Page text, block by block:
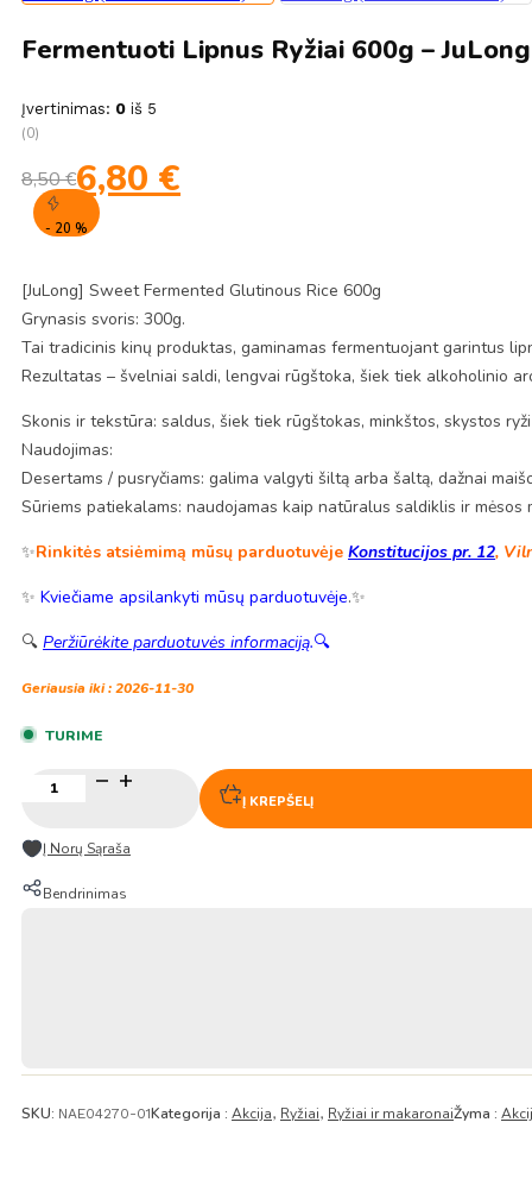
Fermentuoti Lipnus Ryžiai 600g –
Įvertinimas: 0 iš 5
(0)
8,50€
Original
price
was:
6,80 €
Current
price
is:- 20 %
[JuLong] Sweet Fermented Glutinous Rice 600g
Grynasis svoris: 300g.
Tai tradicinis kinų produktas, gaminamas fermentuojant garintus
Rezultatas – švelniai saldi, lengvai rūgštoka, šiek tiek alkoholinio
Skonis ir tekstūra: saldus, šiek tiek rūgštokas, minkštos, skystos
Naudojimas:
Desertams / pusryčiams: galima valgyti šiltą arba šaltą, dažnai
Sūriems patiekalams: naudojamas kaip natūralus saldiklis ir
✨Rinkitės atsiėmimą mūsų parduotuvėje Konstitucijos pr. 12,
✨ Kviečiame apsilankyti mūsų parduotuvėje.✨
🔍 Peržiūrėkite parduotuvės informaciją.🔍
Geriausia iki : 2026-11-30
TURIME
kiekis:
lipnus
ryžiai
600g
Į KREPŠELĮ
Į Norų Sąraša
Bendrinimas
SKU: NAE04270-01Kategorija : Akcija, Ryžiai, Ryžiai ir makaronaiŽyma :